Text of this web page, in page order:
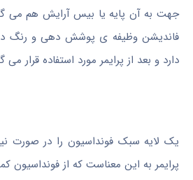
جهت به آن پایه یا بیس آرایش هم می
فاندیشن وظیفه ی پوشش دهی و رنگ
دارد و بعد از پرایمر مورد استفاده قرار می
یک لایه سبک فونداسیون را در صورت
پرایمر به این معناست که از فونداسیون